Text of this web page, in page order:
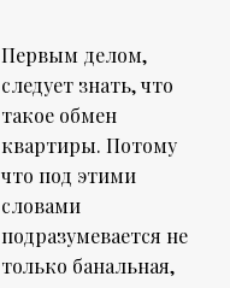
Первым делом,
следует знать, что
такое обмен
квартиры. Потому
что под этими
словами
подразумевается не
только банальная,